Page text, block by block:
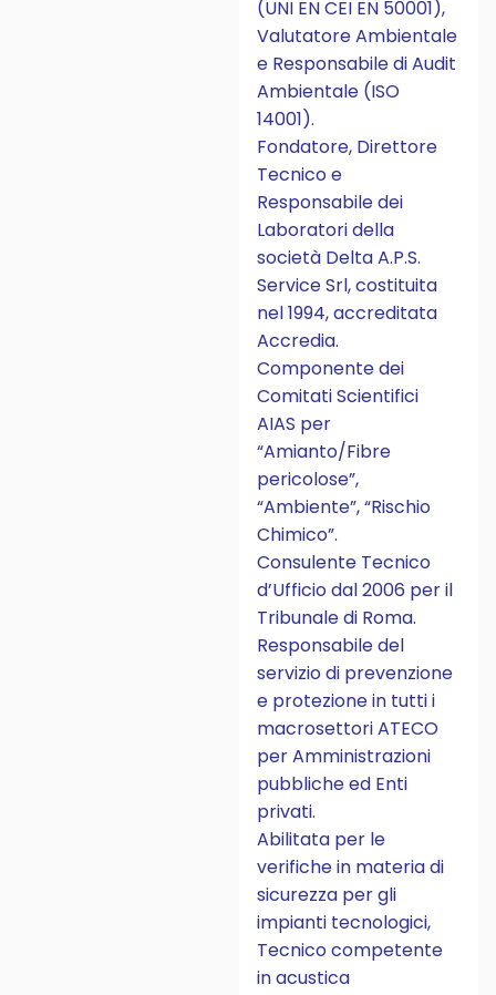
(UNI EN CEI EN 50001),
Valutatore Ambientale
e Responsabile di Audit
Ambientale (ISO
14001).
Fondatore, Direttore
Tecnico e
Responsabile dei
Laboratori della
società Delta A.P.S.
Service Srl, costituita
nel 1994, accreditata
Accredia.
Componente dei
Comitati Scientifici
AIAS per
“Amianto/Fibre
pericolose”,
“Ambiente”, “Rischio
Chimico”.
Consulente Tecnico
d’Ufficio dal 2006 per il
Tribunale di Roma.
Responsabile del
servizio di prevenzione
e protezione in tutti i
macrosettori ATECO
per Amministrazioni
pubbliche ed Enti
privati.
Abilitata per le
verifiche in materia di
sicurezza per gli
impianti tecnologici,
Tecnico competente
in acustica